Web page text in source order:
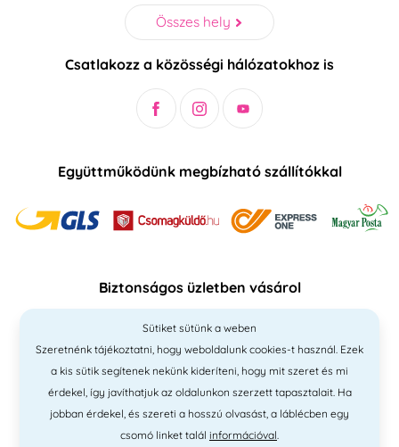
Összes hely
Csatlakozz a közösségi hálózatokhoz is
Együttműködünk megbízható szállítókkal
Biztonságos üzletben vásárol
Sütiket sütünk a weben
Szeretnénk tájékoztatni, hogy weboldalunk cookies-t használ. Ezek
a kis sütik segítenek nekünk kideríteni, hogy mit szeret és mi
érdekel, így javíthatjuk az oldalunkon szerzett tapasztalait. Ha
jobban érdekel, és szereti a hosszú olvasást, a láblécben egy
csomó linket talál információval.